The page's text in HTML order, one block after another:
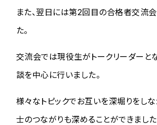
また、翌日には第2回目の合格者交流
た。
交流会では現役生がトークリーダーと
談を中心に行いました。
様々なトピックでお互いを深堀りをし
士のつながりも深めることができました